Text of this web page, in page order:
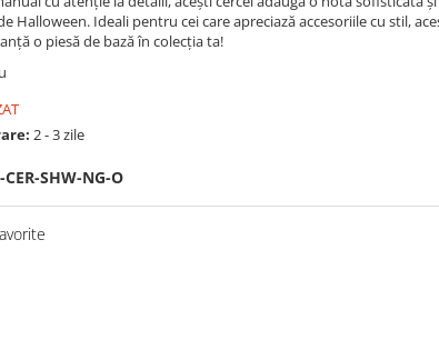
Halloween. Ideali pentru cei care apreciază accesoriile cu stil,
o piesă de bază în colecția ta!
2 - 3 zile
CER-SHW-NG-O